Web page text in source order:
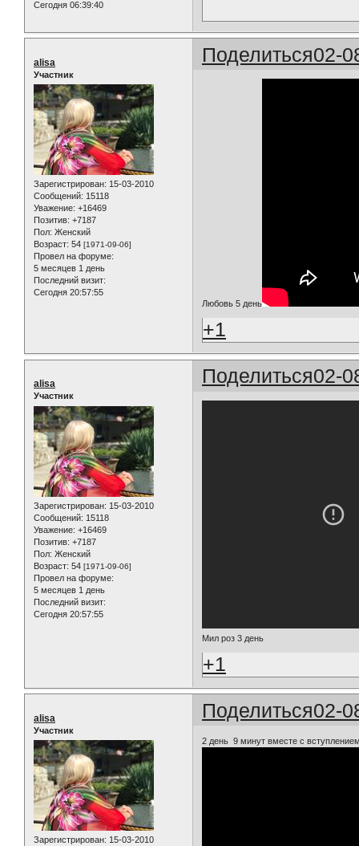
Сегодня 06:39:40
Поделиться02-
alisa
Участник
Зарегистрирован: 15-03-2010
Сообщений: 15118
Уважение: +16469
Позитив: +7187
Пол: Женский
Возраст: 54 [1971-09-06]
Провел на форуме:
5 месяцев 1 день
Последний визит:
Сегодня 20:57:55
Любовь 5 день
+1
Поделиться02-
alisa
Участник
Зарегистрирован: 15-03-2010
Сообщений: 15118
Уважение: +16469
Позитив: +7187
Пол: Женский
Возраст: 54 [1971-09-06]
Провел на форуме:
5 месяцев 1 день
Последний визит:
Сегодня 20:57:55
Мил роз 3 день
+1
Поделиться02-
alisa
Участник
Зарегистрирован: 15-03-2010
2 день 9 минут вместе с